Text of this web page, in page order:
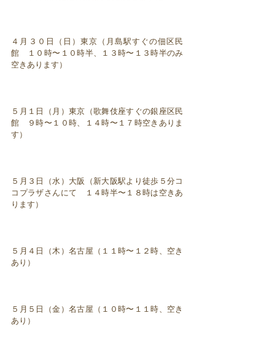
４月３０日（日）東京（月島駅すぐの佃区民
館 １０時〜１０時半、１３時〜１３時半のみ
空きあります）
５月１日（月）東京（歌舞伎座すぐの銀座区民
館 ９時〜１０時、１４時〜１７時空きありま
す）
５月３日（水）大阪（新大阪駅より徒歩５分コ
コプラザさんにて １４時半〜１８時は空きあ
ります）
５月４日（木）名古屋（１１時〜１２時、空き
あり）
５月５日（金）名古屋（１０時〜１１時、空き
あり）